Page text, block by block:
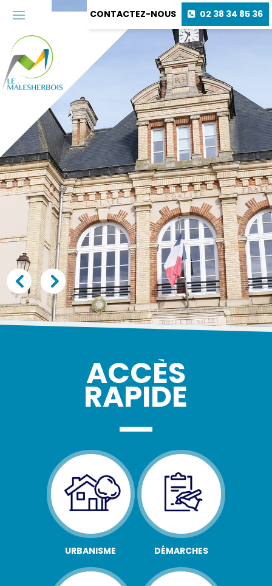
CONTACTEZ-NOUS 02 38 34 85 36
ACCÈS
RAPIDE
URBANISME DÉMARCHES